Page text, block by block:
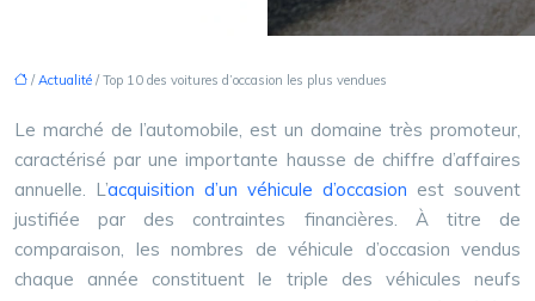
/Actualité / Top 10 des voitures d’occasion les plus vendues
Le marché de l’automobile, est un domaine très promoteur,
caractérisé par une importante hausse de chiffre d’affaires
annuelle. L’acquisition d’un véhicule d’occasion est souvent
justifiée par des contraintes financières. À titre de
comparaison, les nombres de véhicule d’occasion vendus
chaque année constituent le triple des véhicules neufs